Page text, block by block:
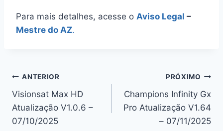
Para mais detalhes, acesse o Aviso Legal –
Mestre do AZ.
Navegação
de
Post
ANTERIOR
Visionsat Max HD
Atualização V1.0.6 –
07/10/2025
PRÓXIMO
Champions Infinity Gx
Pro Atualização V1.64
– 07/11/2025